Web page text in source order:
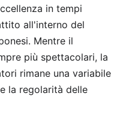
in tempi
all'interno del
Mentre il
più spettacolari, la
rimane una variabile
la regolarità delle